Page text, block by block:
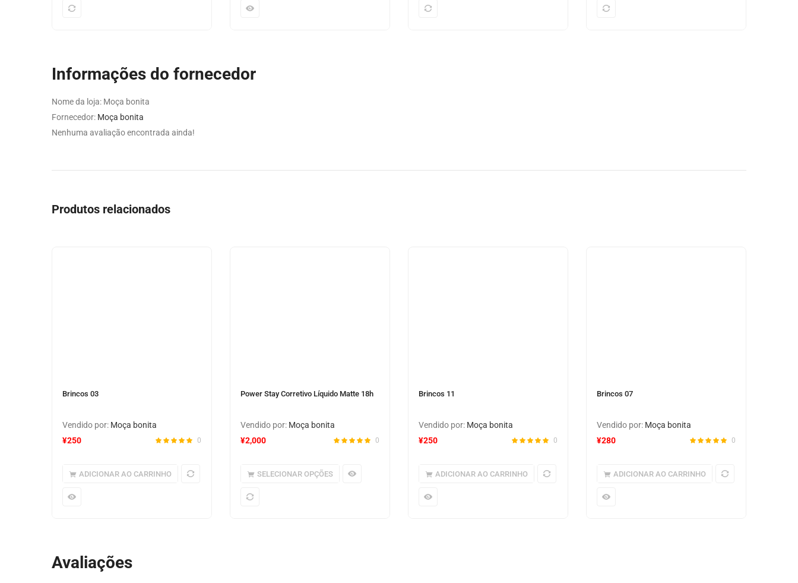
Informações do fornecedor
Nome da loja: Moça bonita
Fornecedor: Moça bonita
Nenhuma avaliação encontrada ainda!
Produtos relacionados
Brincos 03
Vendido por: Moça bonita
0
¥250
ADICIONAR AO CARRINHO
Power Stay Corretivo Líquido Matte 18h
Vendido por: Moça bonita
0
¥2,000
SELECIONAR OPÇÕES
Brincos 11
Vendido por: Moça bonita
0
¥250
ADICIONAR AO CARRINHO
Brincos 07
Vendido por: Moça bonita
0
¥280
ADICIONAR AO CARRINHO
Avaliações